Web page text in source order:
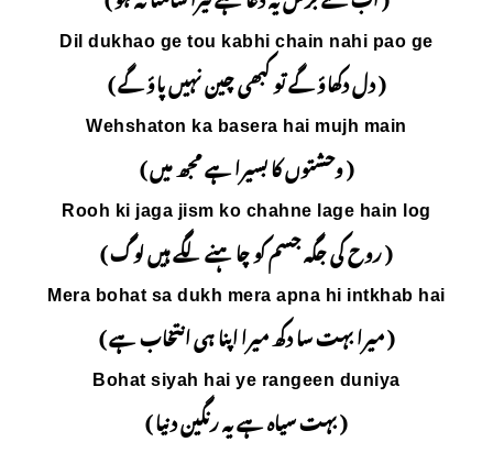
Dil dukhao ge tou
چین نہیں پاؤ گے )
Wehshaton ka
Rooh ki jaga jism ko
لگے ہیں لوگ )
Mera bohat sa dukh
اپنا ہی انتخاب ہے )
Bohat siyah hai